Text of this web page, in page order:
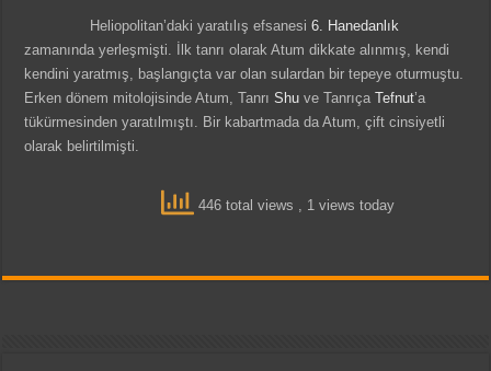
Heliopolitan’daki yaratılış efsanesi 6. Hanedanlık
zamanında yerleşmişti. İlk tanrı olarak Atum dikkate alınmış, kendi
kendini yaratmış, başlangıçta var olan sulardan bir tepeye oturmuştu.
Erken dönem mitolojisinde Atum, TanrıShu ve TanrıçaTefnut’a
tükürmesinden yaratılmıştı. Bir kabartmada da Atum, çift cinsiyetli
olarak belirtilmişti.
446 total views , 1 views today